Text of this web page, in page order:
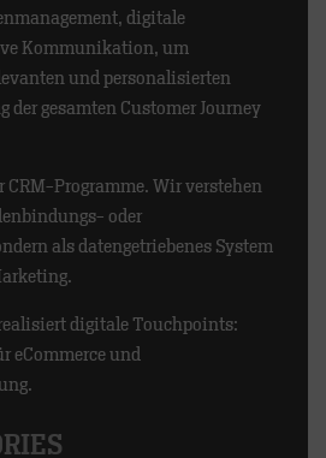
digitale
Kommunikation, um
und personalisierten
gesamten Customer Journey
CRM-Programme. Wir verstehen
oder
als datengetriebenes System
digitale Touchpoints:
eCommerce und